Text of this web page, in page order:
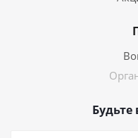
Будьте